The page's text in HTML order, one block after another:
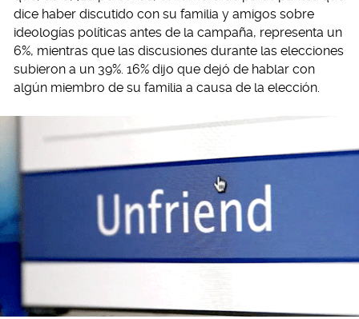
dice haber discutido con su familia y amigos sobre
ideologías políticas antes de la campaña, representa un
6%, mientras que las discusiones durante las elecciones
subieron a un 39%. 16% dijo que dejó de hablar con
algún miembro de su familia a causa de la elección.